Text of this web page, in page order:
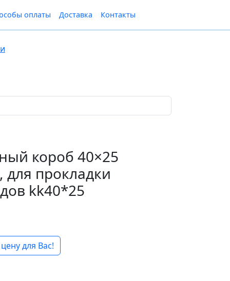
оплаты Доставка Контакты
короб 40×25
для прокладки
kk40*25
для Вас!